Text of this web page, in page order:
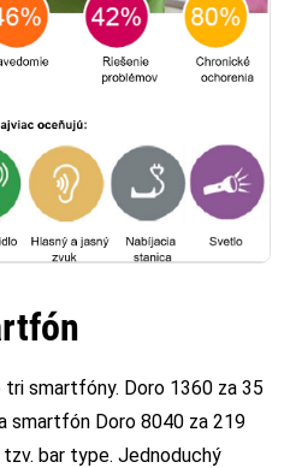
smartfóny. Doro 1360 za 35
smartfón Doro 8040 za 219
bar type. Jednoduchý